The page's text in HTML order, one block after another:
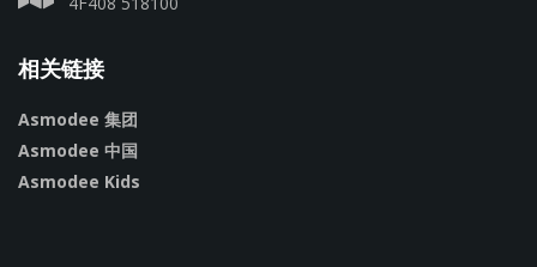
相关链接
Asmodee 集团
Asmodee 中国
Asmodee Kids